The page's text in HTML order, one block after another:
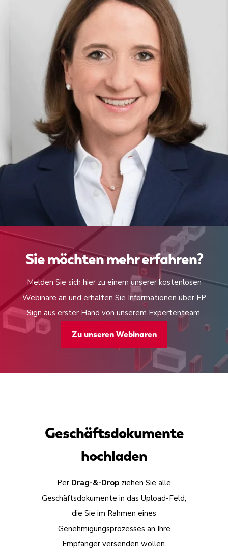
Sie möchten mehr erfahren?
Melden Sie sich hier zu einem unserer kostenlosen
Webinare an und erhalten Sie Informationen über FP
Sign aus erster Hand von unserem Expertenteam.
Zu unseren Webinaren
Geschäftsdokumente
hochladen
Per Drag-&-Drop ziehen Sie alle
Geschäftsdokumente in das Upload-Feld,
die Sie im Rahmen eines
Genehmigungsprozesses an Ihre
Empfänger versenden wollen.